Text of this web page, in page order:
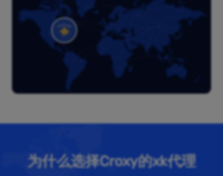
为什么选择Croxy的xk代理